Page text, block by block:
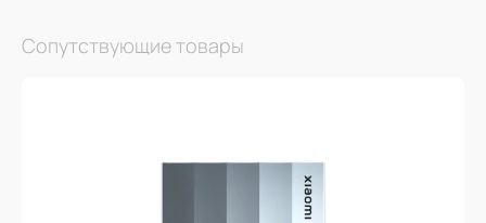
Сопутствующие товары